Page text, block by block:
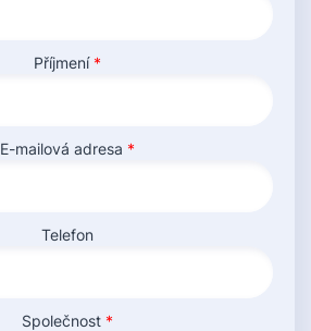
Příjmení *
E-mailová adresa *
Telefon
Společnost *